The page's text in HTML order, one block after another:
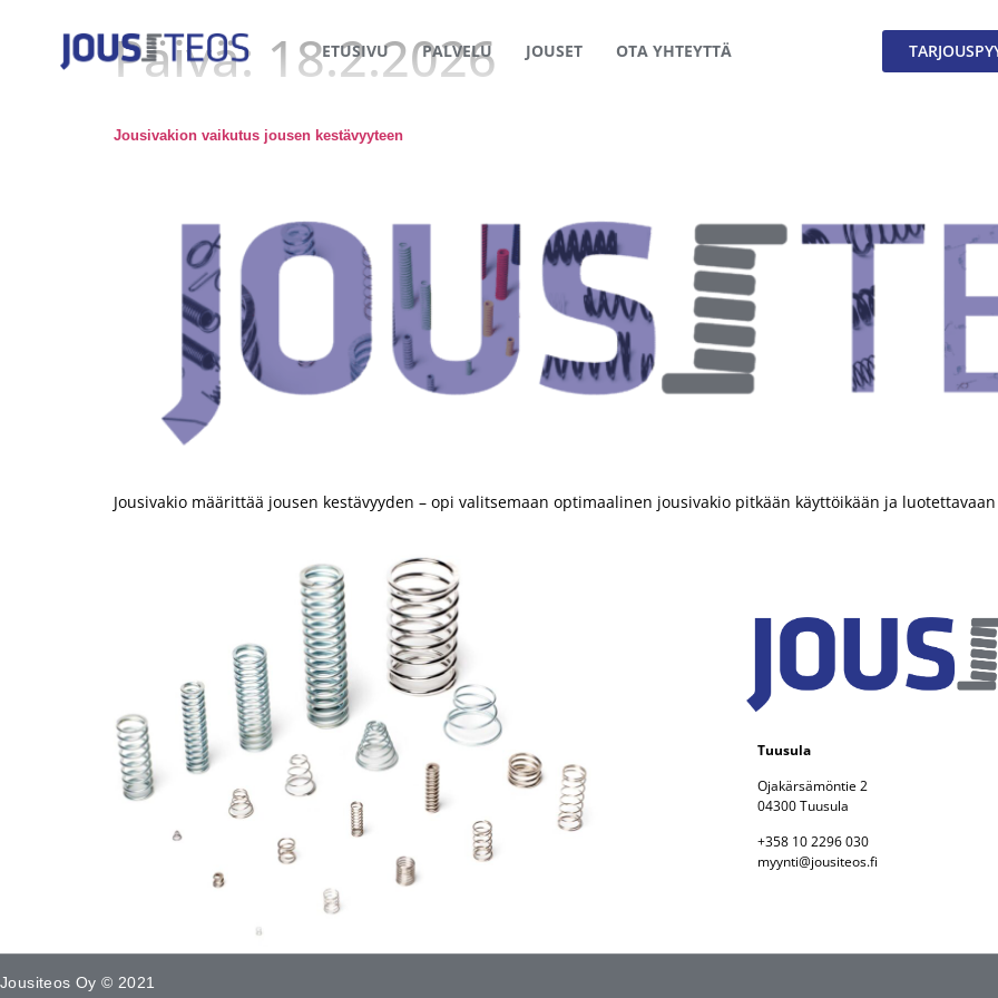
ETUSIVU PALVELU JOUSET OTA YHTEYTTÄ
Päivä: 18.2.2026
Jousivakion vaikutus jousen kestävyyteen
Jousivakio määrittää jousen kestävyyden – opi valitsemaan optimaalinen jousivakio pitkään käyttöikään ja
Tuusula
Ojakärsämöntie 2
04300 Tuusula
+358 10 2296 030
myynti@jousiteos.fi
Jousiteos Oy © 2021